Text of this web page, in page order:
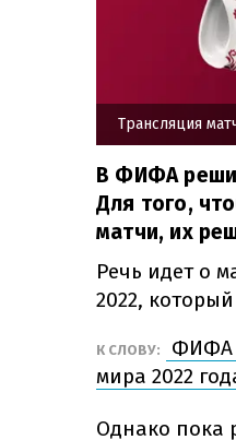
Трансляция
В ФИФА
Для того,
матчи, их
Речь идет о
2022,
К СЛОВУ:
ФИФА
мира 2022
Однако пока